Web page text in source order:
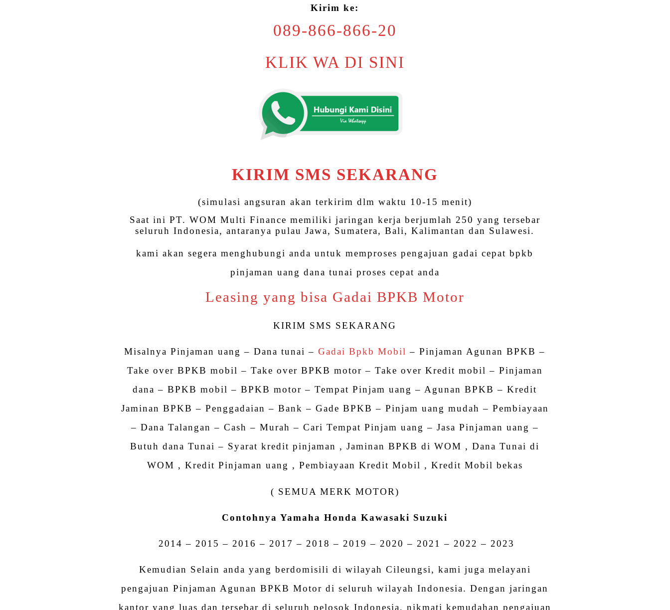
Kirim ke:
089-866-866-20
KLIK WA DI SINI
KIRIM SMS SEKARANG
(simulasi angsuran akan terkirim dlm waktu 10-15 menit)
Saat ini PT. WOM Multi Finance memiliki jaringan kerja berjumlah 250 yang tersebar
seluruh Indonesia, antaranya pulau Jawa, Sumatera, Bali, Kalimantan dan Sulawesi.
kami akan segera menghubungi anda untuk memproses pengajuan gadai cepat bpkb
pinjaman uang dana tunai proses cepat anda
Leasing yang bisa Gadai BPKB Motor
KIRIM SMS SEKARANG
Misalnya Pinjaman uang – Dana tunai –Gadai Bpkb Mobil – Pinjaman Agunan BPKB –
Take over BPKB mobil – Take over BPKB motor – Take over Kredit mobil – Pinjaman
dana – BPKB mobil – BPKB motor – Tempat Pinjam uang – Agunan BPKB – Kredit
Jaminan BPKB – Penggadaian – Bank – Gade BPKB – Pinjam uang mudah – Pembiayaan
– Dana Talangan – Cash – Murah – Cari Tempat Pinjam uang – Jasa Pinjaman uang –
Butuh dana Tunai – Syarat kredit pinjaman , Jaminan BPKB di WOM , Dana Tunai di
WOM , Kredit Pinjaman uang , Pembiayaan Kredit Mobil , Kredit Mobil bekas
( SEMUA MERK MOTOR)
Contohnya Yamaha Honda Kawasaki Suzuki
2014 – 2015 – 2016 – 2017 – 2018 – 2019 – 2020 – 2021 – 2022 – 2023
Kemudian Selain anda yang berdomisili di wilayah Cileungsi, kami juga melayani
pengajuan Pinjaman Agunan BPKB Motor di seluruh wilayah Indonesia. Dengan jaringan
kantor yang luas dan tersebar di seluruh pelosok Indonesia, nikmati kemudahan pengajuan